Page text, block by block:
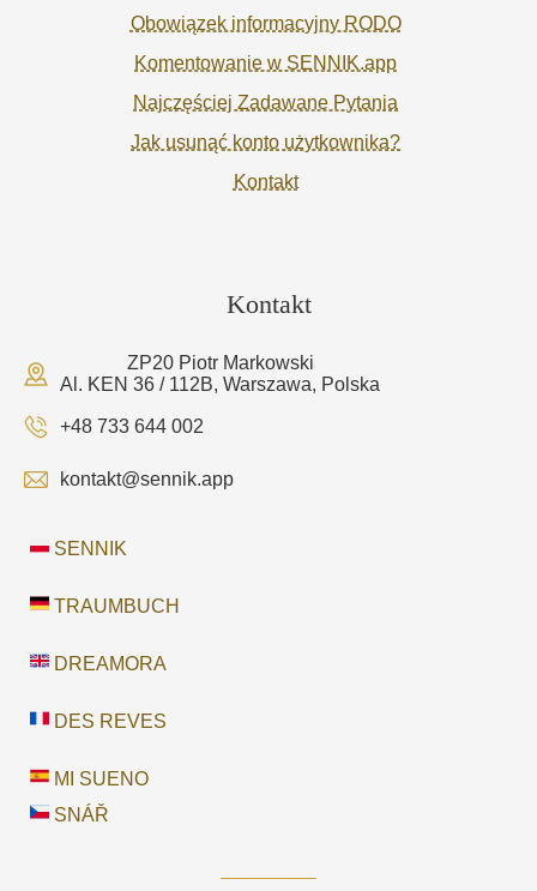
Obowiązek informacyjny RODO
Komentowanie w SENNIK.app
Najczęściej Zadawane Pytania
Jak usunąć konto użytkownika?
Kontakt
Kontakt
ZP20 Piotr Markowski
Al. KEN 36 / 112B, Warszawa, Polska
+48 733 644 002
kontakt@sennik.app
SENNIK
TRAUMBUCH
DREAMORA
DES REVES
MI SUENO
SNÁŘ